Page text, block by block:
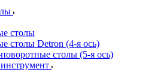
столы
столы Detron (4-я ось)
столы (5-я ось)